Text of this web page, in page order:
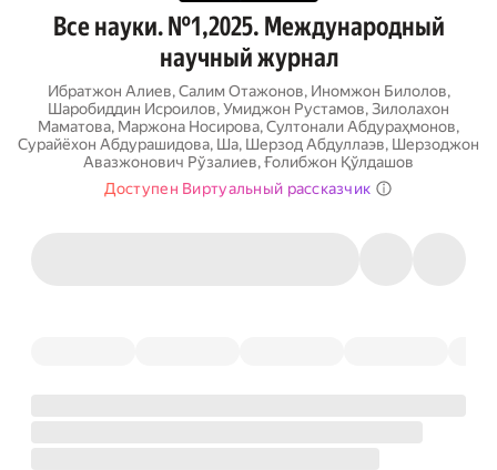
Все науки. №1,2025. Международный
научный журнал
Ибратжон Алиев,Салим Отажонов, Иномжон Билолов,
Шаробиддин Исроилов,Умиджон Рустамов,Зилолахон
Маматова, Маржона Носирова,Султонали Абдураҳмонов,
Сурайёхон Абдурашидова, Ша, Шерзод Абдуллаэв, Шерзоджон
Авазжонович Рўзалиев,Ғолибжон Қўлдашов
Доступен Виртуальный рассказчик